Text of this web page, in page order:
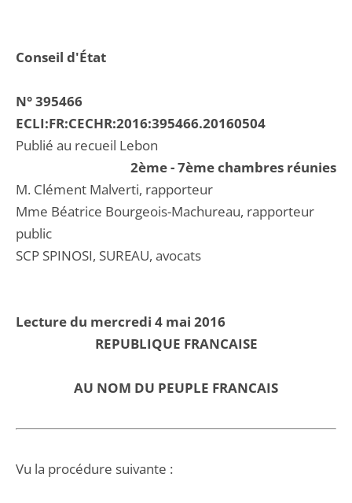
Conseil d'État
N° 395466
ECLI:FR:CECHR:2016:395466.20160504
Publié au recueil Lebon
2ème - 7ème chambres réunies
M. Clément Malverti, rapporteur
Mme Béatrice Bourgeois-Machureau, rapporteur
public
SCP SPINOSI, SUREAU, avocats
Lecture du mercredi 4 mai 2016
REPUBLIQUE FRANCAISE
AU NOM DU PEUPLE FRANCAIS
Vu la procédure suivante :